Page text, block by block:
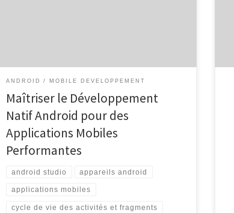
ANDROID MOBILE DEVELOPPEMENT
Maîtriser le Développement
Natif Android pour des
Applications Mobiles
Performantes
android studio appareils android
applications mobiles
cycle de vie des activités et fragments